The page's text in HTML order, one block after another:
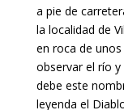
a pie de
la localidad de
en roca de
observar el río y
debe este
leyenda el